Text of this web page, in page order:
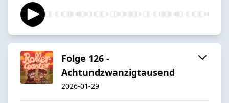
Folge 126 -
Achtundzwanzigtausend
2026-01-29